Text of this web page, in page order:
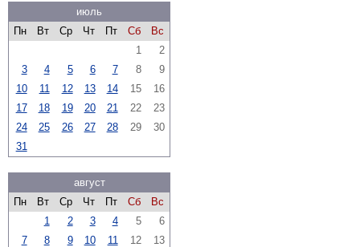
июль
Пн
Вт Ср Чт Пт Сб
Вс
1
2
3
4 5 6 7 8
9
10
11 12 13 14 15
16
17
18 19 20 21 22
23
24
25 26 27 28 29
30
31
август
Пн
Вт Ср Чт Пт Сб
Вс
1
2 3 4 5
6
7
8 9 10 11 12
13